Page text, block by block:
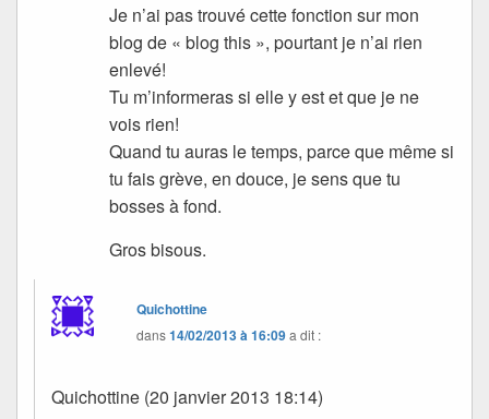
Je n’ai pas trouvé cette fonction sur mon
blog de « blog this », pourtant je n’ai rien
enlevé!
Tu m’informeras si elle y est et que je ne
vois rien!
Quand tu auras le temps, parce que même si
tu fais grève, en douce, je sens que tu
bosses à fond.
Gros bisous.
Quichottine
dans14/02/2013 à 16:09a dit :
Quichottine (20 janvier 2013 18:14)